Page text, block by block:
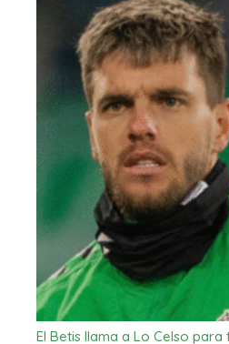
El Betis llama a Lo Celso